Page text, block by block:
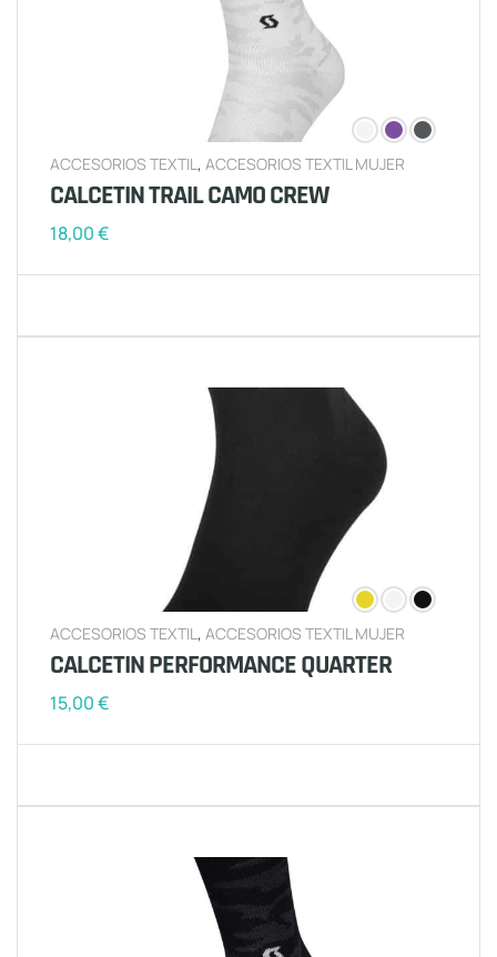
ACCESORIOS TEXTIL, ACCESORIOS TEXTIL MUJER
CALCETIN TRAIL CAMO CREW
18,00€
ACCESORIOS TEXTIL, ACCESORIOS TEXTIL MUJER
CALCETIN PERFORMANCE QUARTER
15,00€